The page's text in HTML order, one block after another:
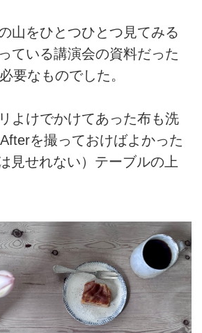
山をひとつひとつ見てみる
ている講演会の資料だった
要なものでした。
よけでかけてあった布も洗
を撮っておけばよかった
見せれない）テーブルの上